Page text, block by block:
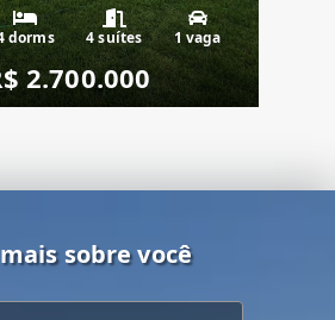
dorms 4 suítes 1 vaga
2.700.000
sobre você